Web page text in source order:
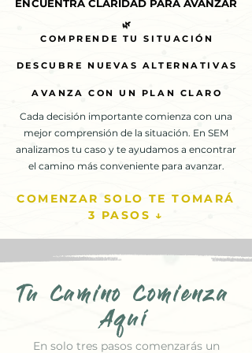
ENCUENTRA CLARIDAD PARA AVANZAR
ENCUENTRA CLARIDAD PARA AVANZAR
🌿
COMPRENDE TU SITUACIÓN
DESCUBRE NUEVAS ALTERNATIVAS
AVANZA CON UN PLAN CLARO
🌿
COMPRENDE TU SITUACIÓN
DESCUBRE NUEVAS ALTERNATIVAS
AVANZA CON UN PLAN CLARO
Cada decisión importante comienza con una
mejor comprensión de la situación. En SEM
analizamos tu caso y te ayudamos a encontrar
el camino más conveniente para avanzar.
COMENZAR SOLO TE TOMARÁ
3 PASOS ↓
Tu Camino Comienza
Aquí
En solo tres pasos comenzarás un